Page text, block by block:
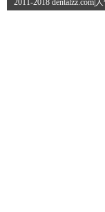
2011-2018